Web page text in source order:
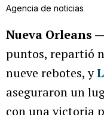
Agencia de noticias
Nueva Orleans —
puntos, repartió
nueve rebotes, y
aseguraron un
con una victoria